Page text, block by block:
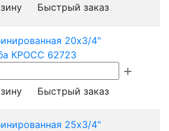
Быстрый заказ
20х3/4"
КРОСС 62723
Быстрый заказ
25х3/4"